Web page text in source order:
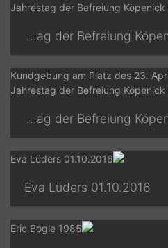
23.04.2025 Kundgebung am Platz des 23. April, 80. Jahrestag der Befreiung Köpenick 1945
23.04.2025 Kundgebung am Platz des 23. April, 80. Jahrestag der Befreiung Köpenick 1945
01.10.2016 Eva Lüders